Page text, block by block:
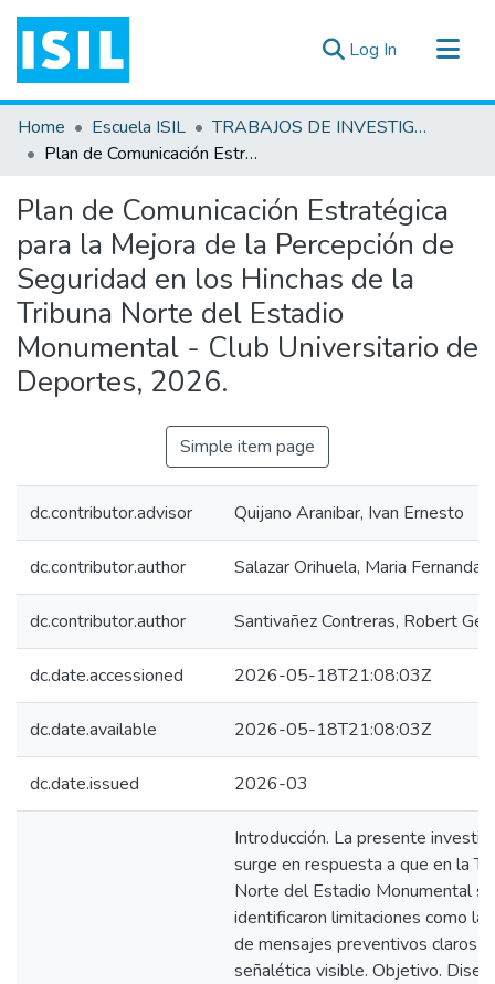
Log In (current)
All of DSpace
Statistics
Documentos ▾
Home Escuela ISIL
TRABAJOS DE INVESTIGACIÓN
Plan de Comunicación Estratégica para la Mejora de la Percepción de Seguridad en los Hinchas de la Tribuna Norte del Estadio Monumental - Club Universitario de Deportes, 2026.
Plan de Comunicación Estratégica
para la Mejora de la Percepción de
Seguridad en los Hinchas de la
Tribuna Norte del Estadio
Monumental - Club Universitario de
Deportes, 2026.
Simple item page
dc.contributor.advisor Quijano Aranibar, Ivan Ernesto
dc.contributor.author Salazar Orihuela, Maria Fernanda
dc.contributor.author Santivañez Contreras, Robert
dc.date.accessioned 2026-05-18T21:08:03Z
dc.date.available 2026-05-18T21:08:03Z
dc.date.issued 2026-03
Introducción. La presente
surge en respuesta a que en la
Norte del Estadio Monumental se
identificaron limitaciones como la
de mensajes preventivos claros y
señalética visible. Objetivo.